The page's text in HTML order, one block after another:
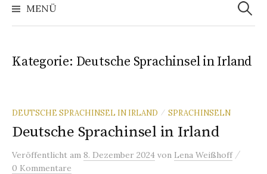
MENÜ nach:
Kategorie: Deutsche Sprachinsel in Irland
DEUTSCHE SPRACHINSEL IN IRLAND / SPRACHINSELN
Deutsche Sprachinsel in Irland
Veröffentlicht am 8. Dezember 2024 von Lena Weißhoff /
0 Kommentare